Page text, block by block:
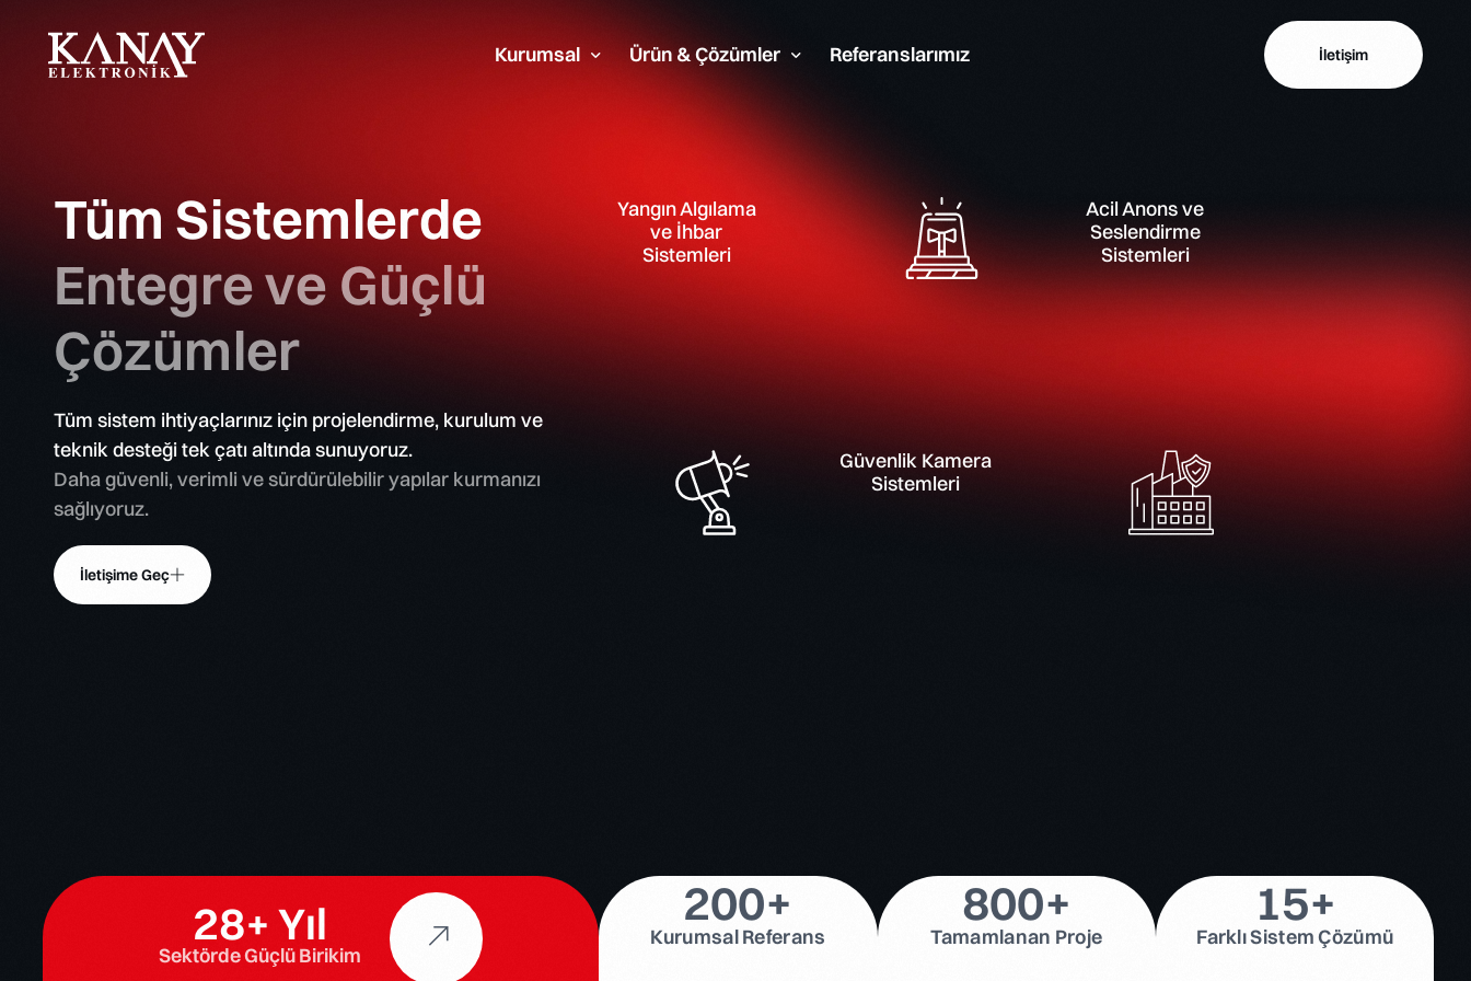
Kurumsal Ürün & Çözümler
Sistemleri
Global Fire Equipment
Sistemleri
LDA
Honeywell
Güvenlik Kamera Sistemleri
Sistemleri
Hikvision
Dahua
Exproof Yangın ve Gaz Algılama
Sistemleri
Hochiki
CSA
Asenware
Linear / Doğrusal Isı Tespit
Sistemleri
Thermocable ProReact
Teknim
Ajax
Referanslarımız İletişim
Tüm Sistemlerde
Entegre ve Güçlü
Çözümler
Tüm sistem ihtiyaçlarınız için projelendirme, kurulum ve
teknik desteği tek çatı altında sunuyoruz.
Daha güvenli, verimli ve sürdürülebilir yapılar kurmanızı
sağlıyoruz.
İletişime Geç
Yangın Algılama
ve İhbar
Sistemleri
Acil Anons ve
Seslendirme
Sistemleri
Güvenlik Kamera
Sistemleri
28+ Yıl
Sektörde Güçlü Birikim
200+
Kurumsal Referans
800+
Tamamlanan Proje
15+
Farklı Sistem Çözümü